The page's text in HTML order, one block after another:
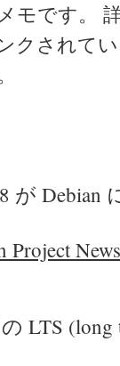
モです。
クされて
が Debian
Project
LTS